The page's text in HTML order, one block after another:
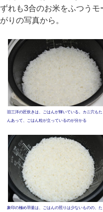
ずれも3合のお米をふつう
がりの写真から。
旧三洋の匠炊きは、ごはんが輝いている。カニ穴もた
んあって、ごはん粒が立っているのが分かる
象印の極め羽釜は、ごはんの照りは少ないものの、た